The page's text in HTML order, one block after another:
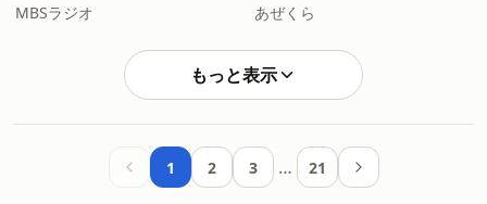
MBSラジオ あぜくら
もっと表示
1 2 3 … 21